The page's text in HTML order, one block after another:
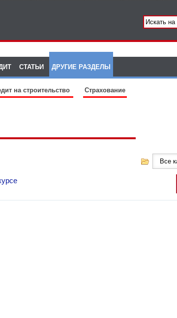
СТАТЬИ ДРУГИЕ РАЗДЕЛЫ
на строительство Страхование